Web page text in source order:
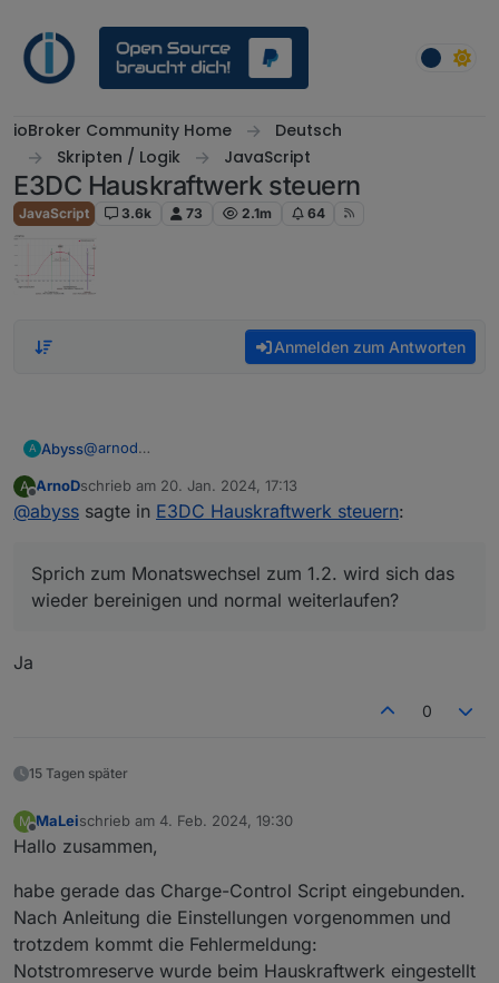
ioBroker Community Home
Deutsch
Skripten / Logik
JavaScript
E3DC Hauskraftwerk steuern
JavaScript 3.6k 73 2.1m 64
Anmelden zum Antworten
A Abyss@arnod
So etwas hatte ich gehofft/befürchtet.
Musste diese Woche ein Backup meiner iobroker-VM
wieder bereinigen und normal weiterlaufen?
Danke dir ;)
A
Offline
ArnoDschrieb am 20. Jan. 2024, 17:13
zuletzt editiert von
@abyss sagte in E3DC Hauskraftwerk steuern:
Sprich zum Monatswechsel zum 1.2. wird sich das
wieder bereinigen und normal weiterlaufen?
Ja
0
15 Tagen später
M
Offline
MaLeischrieb am 4. Feb. 2024, 19:30
zuletzt editiert von
Hallo zusammen,
habe gerade das Charge-Control Script eingebunden.
Nach Anleitung die Einstellungen vorgenommen und
trotzdem kommt die Fehlermeldung:
Notstromreserve wurde beim Hauskraftwerk eingestellt